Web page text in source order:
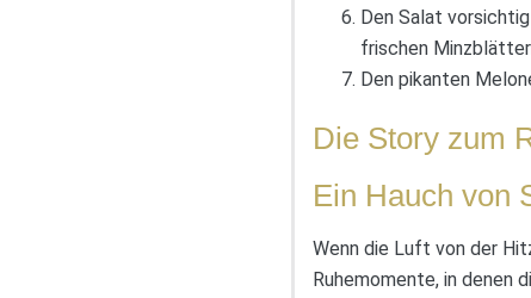
Den Salat
frischen
Den pikanten
Die Story zum
Ein Hauch von
Wenn die Luft von der
Ruhemomente, in denen